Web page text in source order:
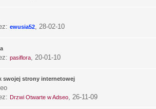
ewusia52, 28-02-10
pasiflora, 20-01-10
swojej strony internetowej
Drzwi Otwarte w Adseo, 26-11-09